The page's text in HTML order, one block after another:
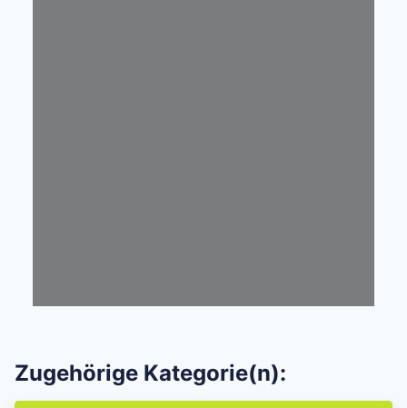
Zugehörige Kategorie(n):